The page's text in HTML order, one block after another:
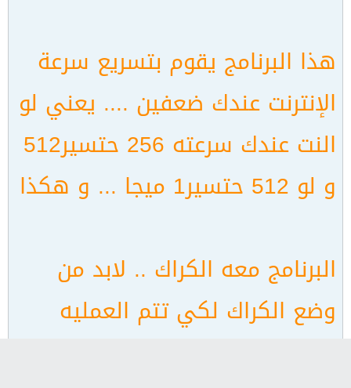
هذا البرنامج يقوم بتسريع سرعة
الإنترنت عندك ضعفين .... يعني لو
النت عندك سرعته 256 حتسير512
و لو 512 حتسير1 ميجا ... و هكذا
البرنامج معه الكراك .. لابد من
وضع الكراك لكي تتم العمليه